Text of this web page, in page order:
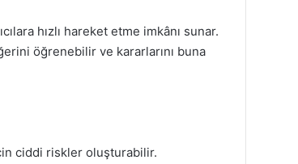
hızlı hareket etme imkânı sunar.
öğrenebilir ve kararlarını buna
ciddi riskler oluşturabilir.